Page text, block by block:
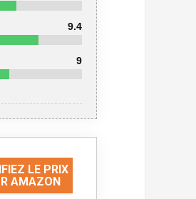
9.4
9
LE PRIX
AMAZON